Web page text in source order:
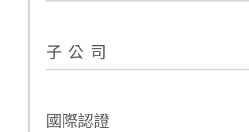
子 公 司
國際認證